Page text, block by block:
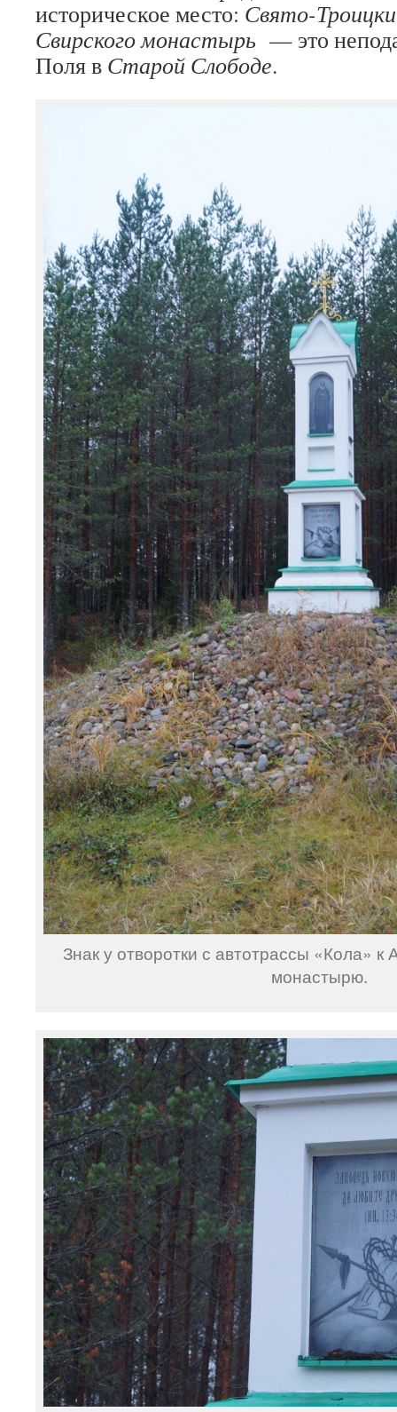
историческое место: Свято-
Свирского монастырь — это
Поля в Старой Слободе.
Знак у отворотки с автотрассы «Кола»
монастырю.